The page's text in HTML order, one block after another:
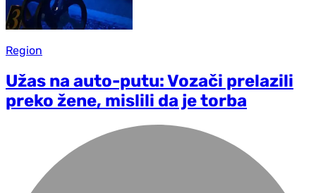
Region
Užas na auto-putu: Vozači prelazili
preko žene, mislili da je torba